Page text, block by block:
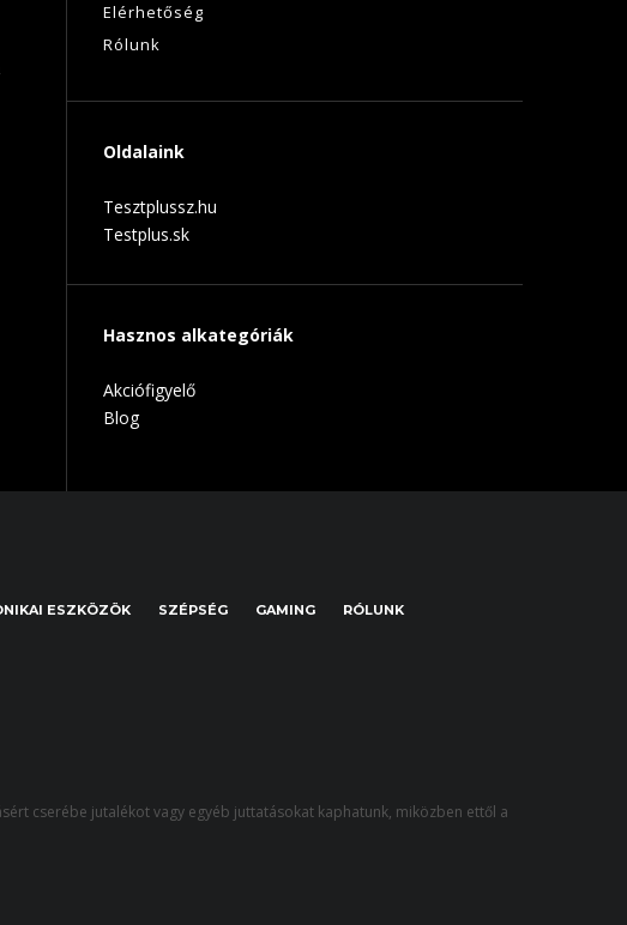
Elérhetőség
Rólunk
Oldalaink
Tesztplussz.hu
Testplus.sk
Hasznos alkategóriák
Akciófigyelő
Blog
ESZKÖZÖK SZÉPSÉG GAMING RÓLUNK
cserébe jutalékot vagy egyéb juttatásokat kaphatunk, miközben ettől a